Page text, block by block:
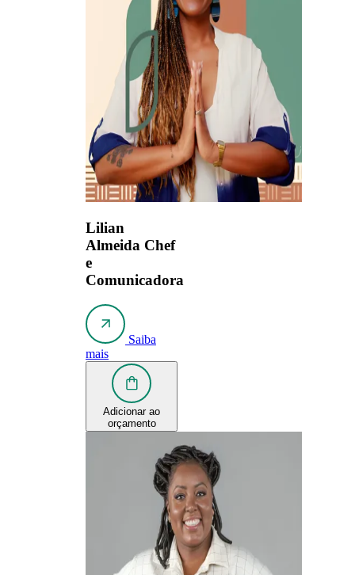
Lilian
Almeida Chef
e
Comunicadora
Saiba
mais
Adicionar ao
orçamento